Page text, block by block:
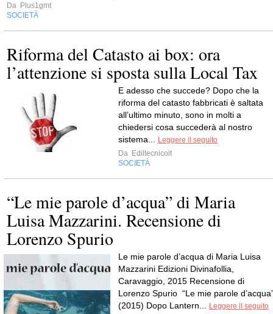
Da Plus1gmt
SOCIETÀ
Riforma del Catasto ai box: ora
l’attenzione si sposta sulla Local Tax
E adesso che succede? Dopo che la
riforma del catasto fabbricati è saltata
all’ultimo minuto, sono in molti a
chiedersi cosa succederà al nostro
sistema...
Leggere il seguito
Da Ediltecnicoit
SOCIETÀ
“Le mie parole d’acqua” di Maria
Luisa Mazzarini. Recensione di
Lorenzo Spurio
Le mie parole d’acqua di Maria Luisa
Mazzarini Edizioni Divinafollia,
Caravaggio, 2015 Recensione di
Lorenzo Spurio “Le mie parole
(2015) Dopo Lantern...
Leggere il seguito